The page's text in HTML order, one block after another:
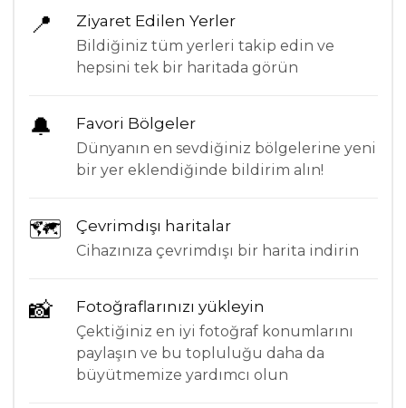
📍 Ziyaret Edilen Yerler
Bildiğiniz tüm yerleri takip edin ve
hepsini tek bir haritada görün
🔔 Favori Bölgeler
Dünyanın en sevdiğiniz bölgelerine yeni
bir yer eklendiğinde bildirim alın!
🗺 Çevrimdışı haritalar
Cihazınıza çevrimdışı bir harita indirin
📸 Fotoğraflarınızı yükleyin
Çektiğiniz en iyi fotoğraf konumlarını
paylaşın ve bu topluluğu daha da
büyütmemize yardımcı olun